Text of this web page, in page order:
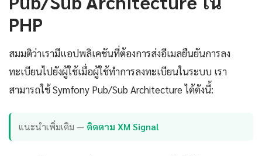
PHP
สมมติว่าเรามีแอปพลิเคชันที่ต้องการส่งอีเมลยืนยันการลง
ทะเบียนไปยังผู้ใช้เมื่อผู้ใช้ทำการลงทะเบียนในระบบ เรา
สามารถใช้ Symfony Pub/Sub Architecture ได้ดังนี้:
แนะนำเพิ่มเติม — ติดตาม XM Signal